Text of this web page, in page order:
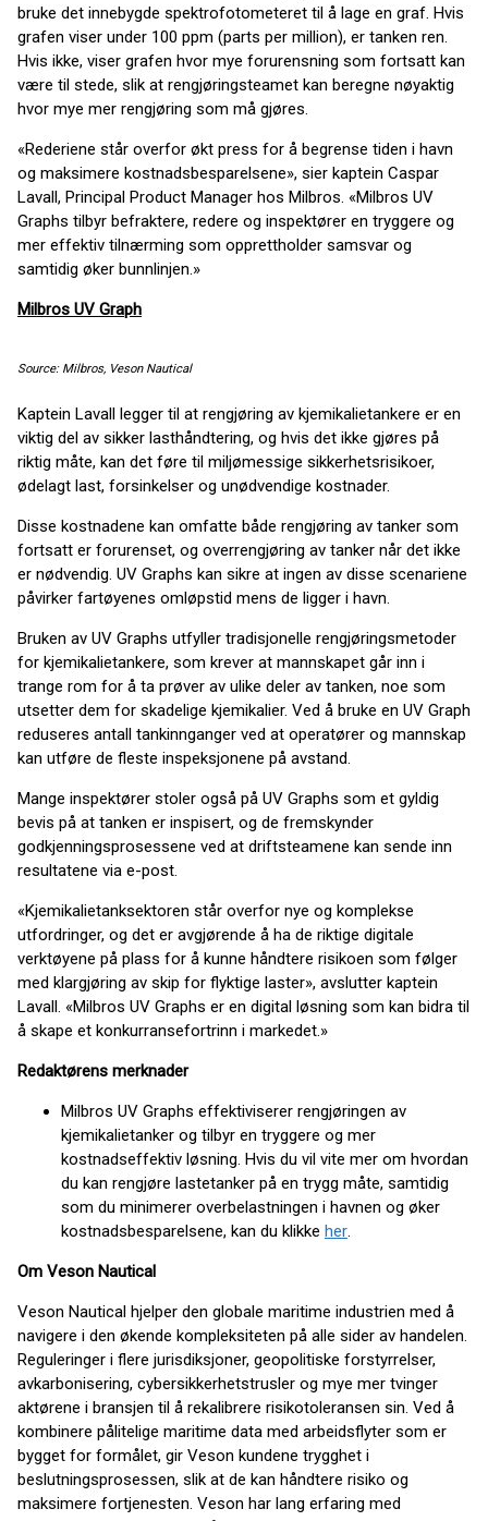
bruke det innebygde spektrofotometeret til å lage en graf. Hvis
grafen viser under 100 ppm (parts per million), er tanken ren.
Hvis ikke, viser grafen hvor mye forurensning som fortsatt kan
være til stede, slik at rengjøringsteamet kan beregne nøyaktig
hvor mye mer rengjøring som må gjøres.
«Rederiene står overfor økt press for å begrense tiden i havn
og maksimere kostnadsbesparelsene», sier kaptein Caspar
Lavall, Principal Product Manager hos Milbros. «Milbros UV
Graphs tilbyr befraktere, redere og inspektører en tryggere og
mer effektiv tilnærming som opprettholder samsvar og
samtidig øker bunnlinjen.»
Milbros UV Graph
Source: Milbros, Veson Nautical
Kaptein Lavall legger til at rengjøring av kjemikalietankere er en
viktig del av sikker lasthåndtering, og hvis det ikke gjøres på
riktig måte, kan det føre til miljømessige sikkerhetsrisikoer,
ødelagt last, forsinkelser og unødvendige kostnader.
Disse kostnadene kan omfatte både rengjøring av tanker som
fortsatt er forurenset, og overrengjøring av tanker når det ikke
er nødvendig. UV Graphs kan sikre at ingen av disse scenariene
påvirker fartøyenes omløpstid mens de ligger i havn.
Bruken av UV Graphs utfyller tradisjonelle rengjøringsmetoder
for kjemikalietankere, som krever at mannskapet går inn i
trange rom for å ta prøver av ulike deler av tanken, noe som
utsetter dem for skadelige kjemikalier. Ved å bruke en UV Graph
reduseres antall tankinnganger ved at operatører og mannskap
kan utføre de fleste inspeksjonene på avstand.
Mange inspektører stoler også på UV Graphs som et gyldig
bevis på at tanken er inspisert, og de fremskynder
godkjenningsprosessene ved at driftsteamene kan sende inn
resultatene via e-post.
«Kjemikalietanksektoren står overfor nye og komplekse
utfordringer, og det er avgjørende å ha de riktige digitale
verktøyene på plass for å kunne håndtere risikoen som følger
med klargjøring av skip for flyktige laster», avslutter kaptein
Lavall. «Milbros UV Graphs er en digital løsning som kan bidra til
å skape et konkurransefortrinn i markedet.»
Redaktørens merknader
Milbros UV Graphs effektiviserer rengjøringen av
kjemikalietanker og tilbyr en tryggere og mer
kostnadseffektiv løsning. Hvis du vil vite mer om hvordan
du kan rengjøre lastetanker på en trygg måte, samtidig
som du minimerer overbelastningen i havnen og øker
kostnadsbesparelsene, kan du klikke her.
Om Veson Nautical
Veson Nautical hjelper den globale maritime industrien med å
navigere i den økende kompleksiteten på alle sider av handelen.
Reguleringer i flere jurisdiksjoner, geopolitiske forstyrrelser,
avkarbonisering, cybersikkerhetstrusler og mye mer tvinger
aktørene i bransjen til å rekalibrere risikotoleransen sin. Ved å
kombinere pålitelige maritime data med arbeidsflyter som er
bygget for formålet, gir Veson kundene trygghet i
beslutningsprosessen, slik at de kan håndtere risiko og
maksimere fortjenesten. Veson har lang erfaring med